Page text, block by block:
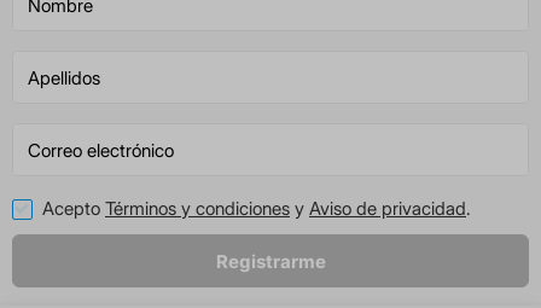
Acepto Términos y condiciones y Aviso de privacidad.
Registrarme